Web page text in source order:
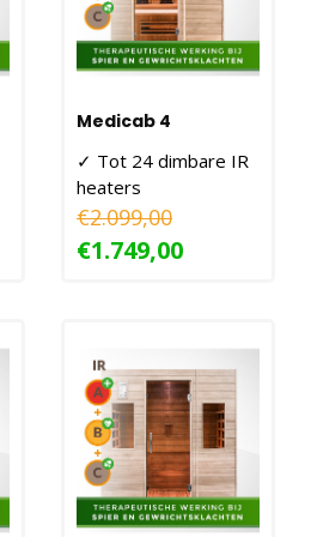
Medicab 4
✓ Tot 24 dimbare IR
heaters
✓ 150X120X190CM -
2100W
€2.099,00
€1.749,00